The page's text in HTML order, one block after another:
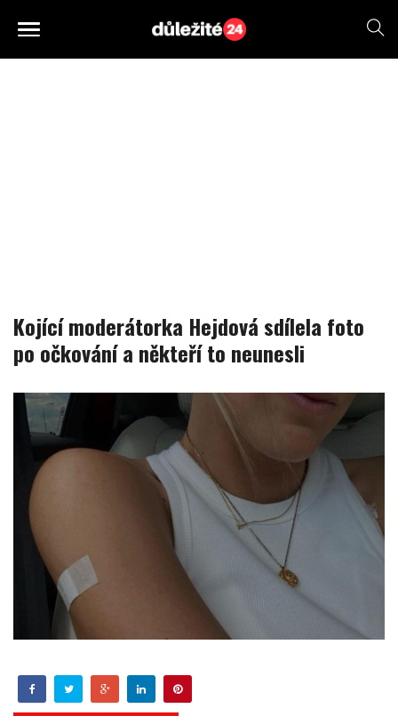
Kojící moderátorka Hejdová sdílela foto
po očkování a někteří to neunesli